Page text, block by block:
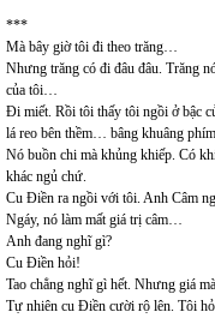
***
Mà bây giờ tôi đi theo trăng…
Nhưng trăng có đi đâu đâu. Trăng
của tôi…
Đi miết. Rồi tôi thấy tôi ngồi ở bậc
lá reo bên thềm… bâng khuâng
Nó buồn chi mà khủng khiếp. Có
khác ngủ chứ.
Cu Điền ra ngồi với tôi. Anh Câm
Ngáy, nó làm mất giá trị câm…
Anh đang nghĩ gì?
Cu Điền hỏi!
Tao chẳng nghĩ gì hết. Nhưng giá
Tự nhiên cu Điền cười rộ lên. Tôi